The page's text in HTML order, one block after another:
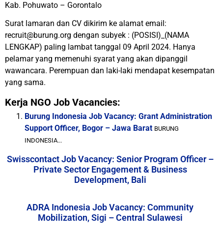
Kab. Pohuwato – Gorontalo
Surat lamaran dan CV dikirim ke alamat email:
recruit@burung.org dengan subyek : (POSISI)_(NAMA
LENGKAP) paling lambat tanggal 09 April 2024. Hanya
pelamar yang memenuhi syarat yang akan dipanggil
wawancara. Perempuan dan laki-laki mendapat kesempatan
yang sama.
Kerja NGO Job Vacancies:
Burung Indonesia Job Vacancy: Grant Administration
Support Officer, Bogor – Jawa Barat BURUNG
INDONESIA...
Swisscontact Job Vacancy: Senior Program Officer –
Private Sector Engagement & Business
Development, Bali
ADRA Indonesia Job Vacancy: Community
Mobilization, Sigi – Central Sulawesi